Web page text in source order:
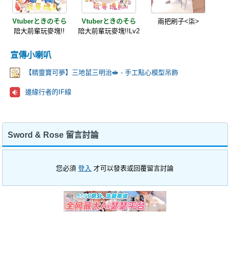
Vtuberときのそら
陪大前輩玩麥塊!!
Vtuberときのそら
陪大前輩玩麥塊!!Lv2
兩把刷子<柒>
宣傳小喇叭
【精靈寶可夢】三地鼠三明治🥪 - 手工點心模型吊飾
邊緣行者的IF線
Sword & Rose 留言討論
您必須登入 才可以發表或回覆留言討論